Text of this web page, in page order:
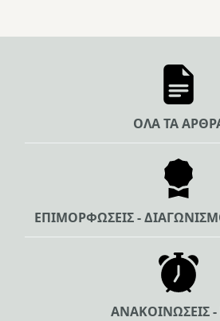
ΟΛΑ ΤΑ
ΕΠΙΜΟΡΦΩΣΕΙΣ -
ΑΝΑΚΟΙΝΩΣΕΙΣ